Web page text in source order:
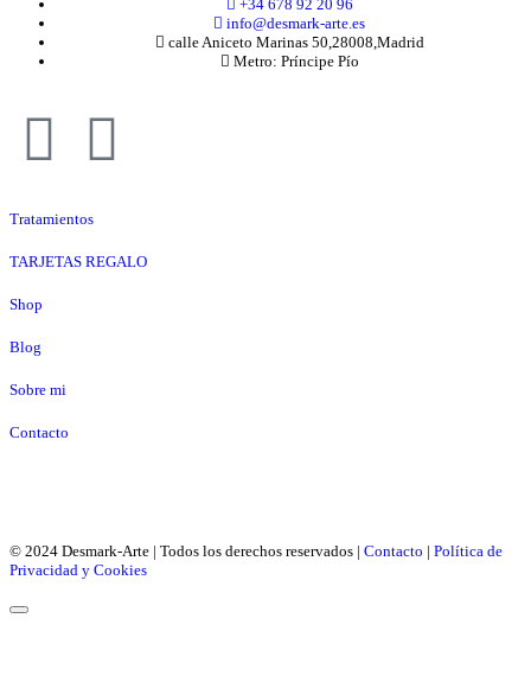
+34 678 92 20 96
info@desmark-arte.es
calle Aniceto Marinas 50,28008,Madrid
Metro: Príncipe Pío
Tratamientos
TARJETAS REGALO
Shop
Blog
Sobre mi
Contacto
© 2024 Desmark-Arte | Todos los derechos reservados | Contacto | Política de
Privacidad y Cookies